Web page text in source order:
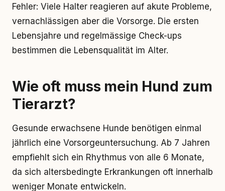
Fehler: Viele Halter reagieren auf akute Probleme,
vernachlässigen aber die Vorsorge. Die ersten
Lebensjahre und regelmässige Check-ups
bestimmen die Lebensqualität im Alter.
Wie oft muss mein Hund zum
Tierarzt?
Gesunde erwachsene Hunde benötigen einmal
jährlich eine Vorsorgeuntersuchung. Ab 7 Jahren
empfiehlt sich ein Rhythmus von alle 6 Monate,
da sich altersbedingte Erkrankungen oft innerhalb
weniger Monate entwickeln.